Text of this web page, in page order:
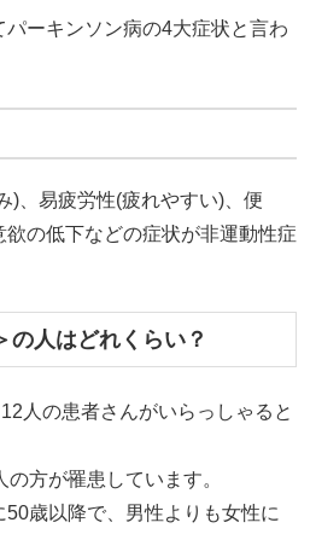
ーキンソン病の4大症状と言わ
)、易疲労性(疲れやすい)、便
の低下などの症状が非運動性症
の人はどれくらい？
人の患者さんがいらっしゃると
方が罹患しています。
歳以降で、男性よりも女性に